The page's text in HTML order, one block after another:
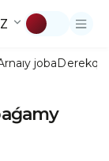
jobaDerekqor